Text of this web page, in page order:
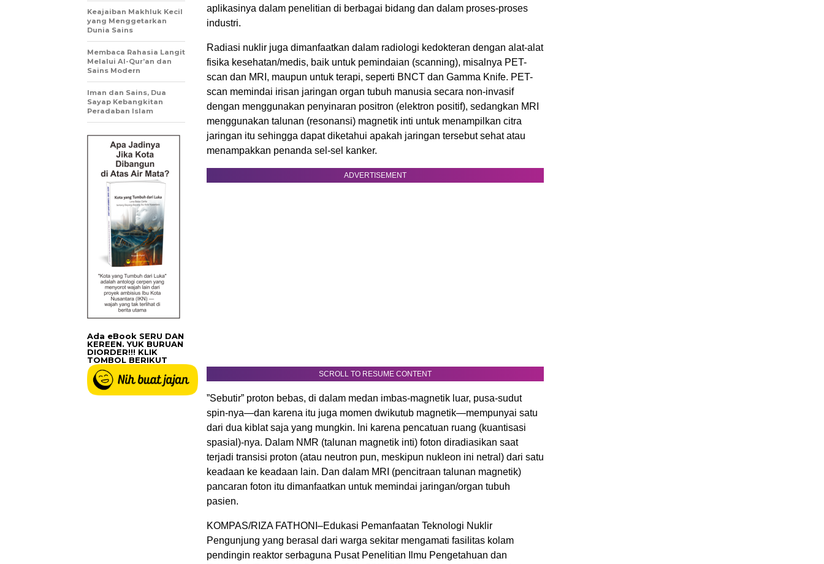
aplikasinya dalam penelitian di berbagai bidang dan dalam proses-proses
industri.
Radiasi nuklir juga dimanfaatkan dalam radiologi kedokteran dengan alat-alat
fisika kesehatan/medis, baik untuk pemindaian (scanning), misalnya PET-
scan dan MRI, maupun untuk terapi, seperti BNCT dan Gamma Knife. PET-
scan memindai irisan jaringan organ tubuh manusia secara non-invasif
dengan menggunakan penyinaran positron (elektron positif), sedangkan MRI
menggunakan talunan (resonansi) magnetik inti untuk menampilkan citra
jaringan itu sehingga dapat diketahui apakah jaringan tersebut sehat atau
menampakkan penanda sel-sel kanker.
ADVERTISEMENT
SCROLL TO RESUME CONTENT
”Sebutir” proton bebas, di dalam medan imbas-magnetik luar, pusa-sudut
spin-nya—dan karena itu juga momen dwikutub magnetik—mempunyai satu
dari dua kiblat saja yang mungkin. Ini karena pencatuan ruang (kuantisasi
spasial)-nya. Dalam NMR (talunan magnetik inti) foton diradiasikan saat
terjadi transisi proton (atau neutron pun, meskipun nukleon ini netral) dari satu
keadaan ke keadaan lain. Dan dalam MRI (pencitraan talunan magnetik)
pancaran foton itu dimanfaatkan untuk memindai jaringan/organ tubuh
pasien.
KOMPAS/RIZA FATHONI–Edukasi Pemanfaatan Teknologi Nuklir
Pengunjung yang berasal dari warga sekitar mengamati fasilitas kolam
pendingin reaktor serbaguna Pusat Penelitian Ilmu Pengetahuan dan
Keajaiban Makhluk Kecil
yang Menggetarkan
Dunia Sains
Membaca Rahasia Langit
Melalui Al-Qur’an dan
Sains Modern
Iman dan Sains, Dua
Sayap Kebangkitan
Peradaban Islam
Ada eBook SERU DAN
KEREEN. YUK BURUAN
DIORDER!!! KLIK
TOMBOL BERIKUT